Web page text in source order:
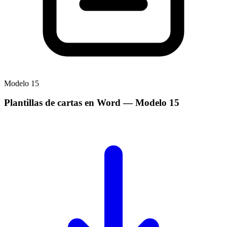
Modelo 15
Plantillas de cartas en Word— Modelo 15